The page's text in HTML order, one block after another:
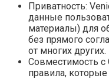
Приватность:
данные
материалы) для
без прямого
от многих других.
Совместимость с
правила,